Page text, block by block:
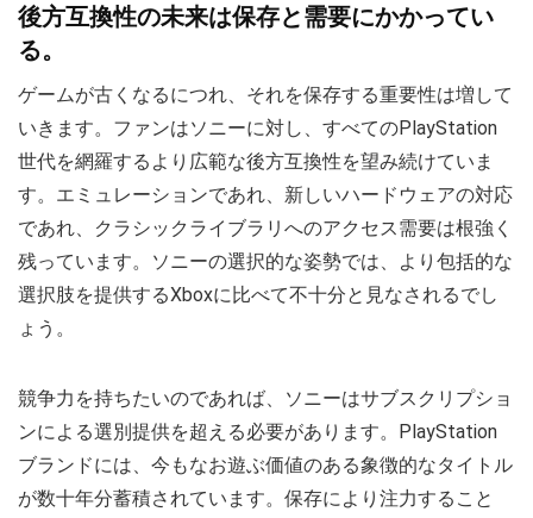
後方互換性の未来は保存と需要にかかってい
る。
ゲームが古くなるにつれ、それを保存する重要性は増して
いきます。ファンはソニーに対し、すべてのPlayStation
世代を網羅するより広範な後方互換性を望み続けていま
す。エミュレーションであれ、新しいハードウェアの対応
であれ、クラシックライブラリへのアクセス需要は根強く
残っています。ソニーの選択的な姿勢では、より包括的な
選択肢を提供するXboxに比べて不十分と見なされるでし
ょう。
競争力を持ちたいのであれば、ソニーはサブスクリプショ
ンによる選別提供を超える必要があります。PlayStation
ブランドには、今もなお遊ぶ価値のある象徴的なタイトル
が数十年分蓄積されています。保存により注力すること